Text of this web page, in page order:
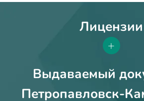
Лицензии
+
Выдаваемый
Петропавловск-